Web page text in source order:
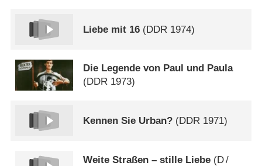
Liebe mit 16 (DDR 1974)
Die Legende von Paul und Paula
(DDR 1973)
Kennen Sie Urban? (DDR 1971)
Weite Straßen – stille Liebe (D/